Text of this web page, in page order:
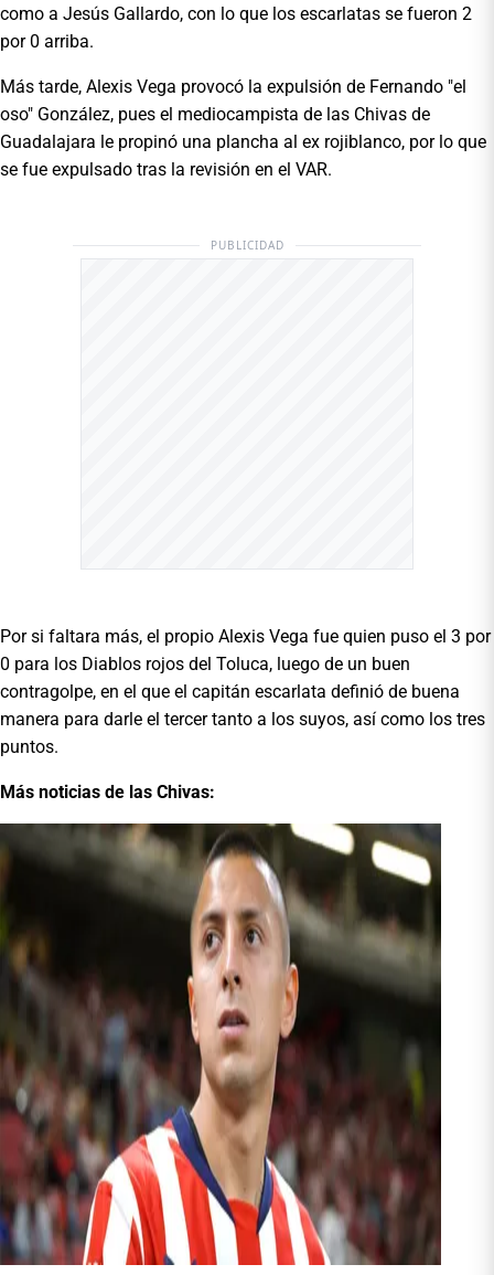
como a Jesús Gallardo, con lo que los escarlatas se fueron 2
por 0 arriba.
Más tarde, Alexis Vega provocó la expulsión de Fernando "el
oso" González, pues el mediocampista de las Chivas de
Guadalajara le propinó una plancha al ex rojiblanco, por lo que
se fue expulsado tras la revisión en el VAR.
PUBLICIDAD
Por si faltara más, el propio Alexis Vega fue quien puso el 3 por
0 para los Diablos rojos del Toluca, luego de un buen
contragolpe, en el que el capitán escarlata definió de buena
manera para darle el tercer tanto a los suyos, así como los tres
puntos.
Más noticias de las Chivas: